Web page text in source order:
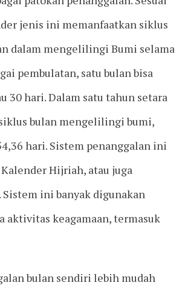
jenis ini memanfaatkan siklus
dalam mengelilingi Bumi selama
pembulatan, satu bulan bisa
30 hari. Dalam satu tahun setara
bulan mengelilingi bumi,
hari. Sistem penanggalan ini
Hijriah, atau juga
Sistem ini banyak digunakan
aktivitas keagamaan, termasuk
bulan sendiri lebih mudah